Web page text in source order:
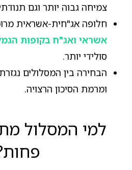
צמיחה גבוה יותר וגם
חלופה אג"חית-אשראית
אשראי ואג"ח בקופות
סולידי יותר.
הבחירה בין המסלולים
ומרמת הסיכון הרצויה.
למי המסלול